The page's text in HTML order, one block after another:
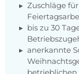
Zuschläge
bis zu 30
anerkannte